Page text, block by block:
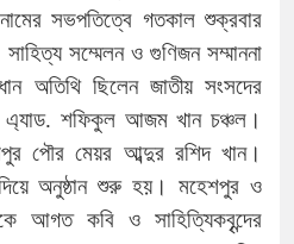
সভপতিত্বে গতকাল শুক্রবার
সম্মেলন ও গুণিজন সম্মাননা
অতিথি ছিলেন জাতীয় সংসদের
এ্যাড. শফিকুল আজম খান চঞ্চল।
পৌর মেয়র আব্দুর রশিদ খান।
অনুষ্ঠান শুরু হয়। মহেশপুর ও
আগত কবি ও সাহিত্যিকবৃন্দের